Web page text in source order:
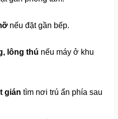
nếu đặt gần bếp.
lông thú nếu máy ở khu
gián tìm nơi trú ẩn phía sau